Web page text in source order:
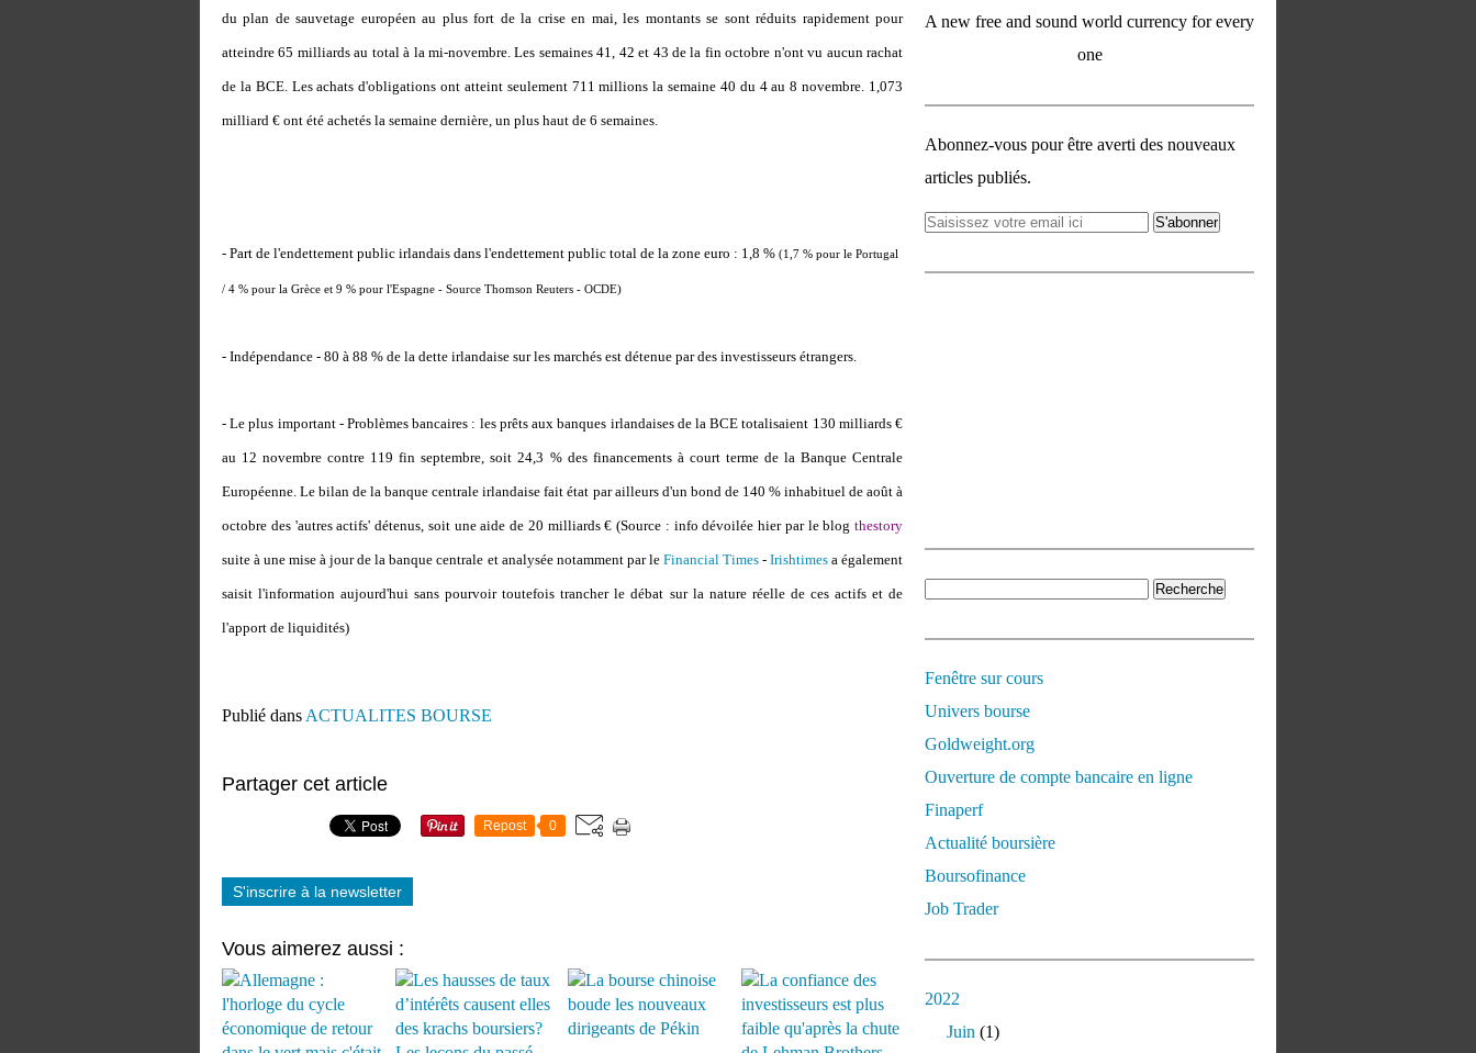
du plan de sauvetage européen au plus fort de la crise en mai, les montants se sont réduits rapidement pour
atteindre 65 milliards au total à la mi-novembre. Les semaines 41, 42 et 43 de la fin octobre n'ont vu aucun rachat
de la BCE. Les achats d'obligations ont atteint seulement 711 millions la semaine 40 du 4 au 8 novembre. 1,073
milliard € ont été achetés la semaine dernière, un plus haut de 6 semaines.
- Part de l'endettement public irlandais dans l'endettement public total de la zone euro : 1,8 % (1,7 % pour le Portugal
/ 4 % pour la Grèce et 9 % pour l'Espagne - Source Thomson Reuters - OCDE)
- Indépendance - 80 à 88 % de la dette irlandaise sur les marchés est détenue par des investisseurs étrangers.
- Le plus important - Problèmes bancaires : les prêts aux banques irlandaises de la BCE totalisaient 130 milliards €
au 12 novembre contre 119 fin septembre, soit 24,3 % des financements à court terme de la Banque Centrale
Européenne. Le bilan de la banque centrale irlandaise fait état par ailleurs d'un bond de 140 % inhabituel de août à
octobre des 'autres actifs' détenus, soit une aide de 20 milliards € (Source : info dévoilée hier par le blog thestory
suite à une mise à jour de la banque centrale et analysée notamment par le Financial Times- Irishtimesa également
saisit l'information aujourd'hui sans pourvoir toutefois trancher le débat sur la nature réelle de ces actifs et de
l'apport de liquidités)
Publié dans ACTUALITES BOURSE
Partager cet article
Repost 0
S'inscrire à la newsletter
Vous aimerez aussi :
A new free and sound world currency for every
one
Abonnez-vous pour être averti des nouveaux
articles publiés.
Fenêtre sur cours
Univers bourse
Goldweight.org
Ouverture de compte bancaire en ligne
Finaperf
Actualité boursière
Boursofinance
Job Trader
2022
Juin (1)